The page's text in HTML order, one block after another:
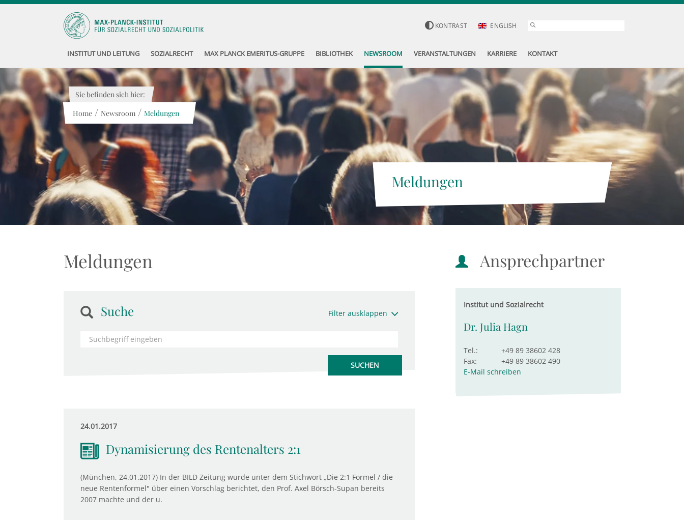
KONTRAST ENGLISH
INSTITUT UND LEITUNG SOZIALRECHT MAX PLANCK EMERITUS-GRUPPE BIBLIOTHEK NEWSROOM VERANSTALTUNGEN KARRIERE KONTAKT
Meldungen
Sie befinden sich hier:
Home / Newsroom / Meldungen
Meldungen
Suche Filter ausklappen
24.01.2017
Dynamisierung des Rentenalters 2:1
(München, 24.01.2017) In der BILD Zeitung wurde unter dem Stichwort „Die 2:1 Formel / die
neue Rentenformel" über einen Vorschlag berichtet, den Prof. Axel Börsch-Supan bereits
2007 machte und der u.
Ansprechpartner
Institut und Sozialrecht
Dr. Julia Hagn
Tel.:
+49 89 38602 428
Fax:
+49 89 38602 490
E-Mail schreiben